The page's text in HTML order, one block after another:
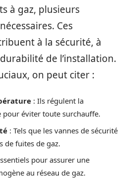
à gaz, plusieurs
Ces
à la sécurité, à
de l’installation.
on peut citer :
: Ils régulent la
éviter toute surchauffe.
: Tels que les vannes de sécurité
de fuites de gaz.
pour assurer une
au réseau de gaz.